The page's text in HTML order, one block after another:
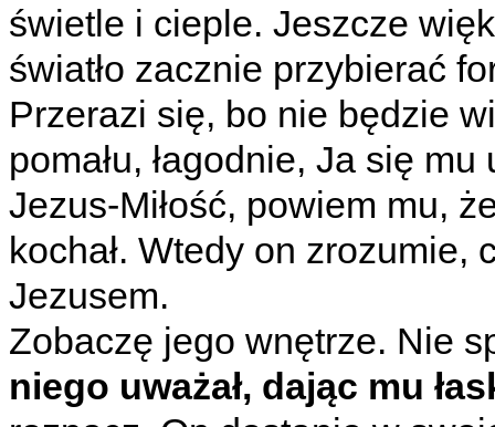
świetle i cieple. Jeszcze
światło zacznie przybierać
Przerazi się, bo nie będzie
pomału, łagodnie, Ja się
Jezus-Miłość, powiem mu,
kochał. Wtedy on zrozumie,
Jezusem.
Zobaczę jego wnętrze. Nie
niego uważał, dając mu